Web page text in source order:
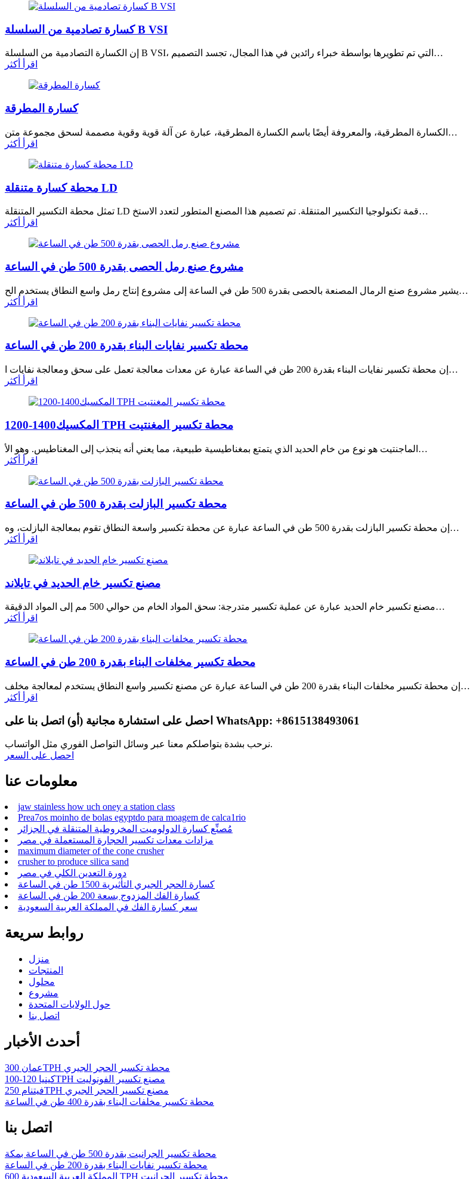
كسارة تصادمية من السلسلة B VSI
إن الكسارة التصادمية من السلسلة B VSI، التي تم تطويرها بواسطة خبراء رائدين في هذا المجال، تجسد التصميم…
اقرأ أكثر
كسارة المطرقة
الكسارة المطرقية، والمعروفة أيضًا باسم الكسارة المطرقية، عبارة عن آلة قوية وقوية مصممة لسحق مجموعة متن…
اقرأ أكثر
محطة كسارة متنقلة LD
تمثل محطة التكسير المتنقلة LD قمة تكنولوجيا التكسير المتنقلة. تم تصميم هذا المصنع المتطور لتعدد الاستخ…
اقرأ أكثر
مشروع صنع رمل الحصى بقدرة 500 طن في الساعة
يشير مشروع صنع الرمال المصنعة بالحصى بقدرة 500 طن في الساعة إلى مشروع إنتاج رمل واسع النطاق يستخدم الح…
اقرأ أكثر
محطة تكسير نفايات البناء بقدرة 200 طن في الساعة
إن محطة تكسير نفايات البناء بقدرة 200 طن في الساعة عبارة عن معدات معالجة تعمل على سحق ومعالجة نفايات ا…
اقرأ أكثر
المكسيك1400-1200 TPH محطة تكسير المغنتيت
الماجنتيت هو نوع من خام الحديد الذي يتمتع بمغناطيسية طبيعية، مما يعني أنه ينجذب إلى المغناطيس. وهو الأ…
اقرأ أكثر
محطة تكسير البازلت بقدرة 500 طن في الساعة
إن محطة تكسير البازلت بقدرة 500 طن في الساعة عبارة عن محطة تكسير واسعة النطاق تقوم بمعالجة البازلت، وه…
اقرأ أكثر
مصنع تكسير خام الحديد في تايلاند
مصنع تكسير خام الحديد عبارة عن عملية تكسير متدرجة: سحق المواد الخام من حوالي 500 مم إلى المواد الدقيقة…
اقرأ أكثر
محطة تكسير مخلفات البناء بقدرة 200 طن في الساعة
إن محطة تكسير مخلفات البناء بقدرة 200 طن في الساعة عبارة عن مصنع تكسير واسع النطاق يستخدم لمعالجة مخلف…
اقرأ أكثر
احصل على استشارة مجانية (أو) اتصل بنا على WhatsApp: +8615138493061
نرحب بشدة بتواصلكم معنا عبر وسائل التواصل الفوري مثل الواتساب.
احصل على السعر
معلومات عنا
jaw stainless how uch oney a station class
Prea7os moinho de bolas egyptdo para moagem de calca1rio
مُصنِّع كسارة الدولوميت المخروطية المتنقلة في الجزائر
مزادات معدات تكسير الحجارة المستعملة في مصر
maximum diameter of the cone crusher
crusher to produce silica sand
دورة التعدين الكلي في مصر
كسارة الحجر الجيري التأثيرية 1500 طن في الساعة
كسارة الفك المزدوج بسعة 200 طن في الساعة
سعر كسارة الفك في المملكة العربية السعودية
روابط سريعة
منزل
المنتجات
محلول
مشروع
حول الولايات المتحدة
اتصل بنا
أحدث الأخبار
عمان 300TPH محطة تكسير الحجر الجيري
كينيا 120-100TPH مصنع تكسير الفونوليت
فيتنام 250TPH مصنع تكسير الحجر الجيري
محطة تكسير مخلفات البناء بقدرة 400 طن في الساعة
اتصل بنا
محطة تكسير الجرانيت بقدرة 500 طن في الساعة بمكة
محطة تكسير نفايات البناء بقدرة 200 طن في الساعة
المملكة العربية السعودية 600 TPH محطة تكسير الجرانيت